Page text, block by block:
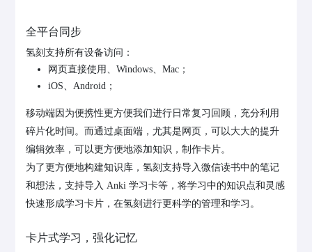
全平台同步
氢刻支持所有设备访问：
网页直接使用、Windows、Mac；
iOS、Android；
移动端因为便携性更方便我们进行日常复习回顾，充分利用
碎片化时间。而通过桌面端，尤其是网页，可以大大的提升
编辑效率，可以更方便地添加知识，制作卡片。
为了更方便地构建知识库，氢刻支持导入微信读书中的笔记
和想法，支持导入 Anki 学习卡等，将学习中的知识点和灵感
快速形成学习卡片，在氢刻进行更科学的管理和学习。
卡片式学习，强化记忆